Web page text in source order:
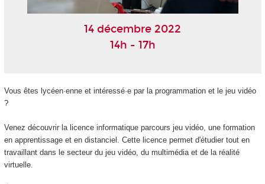
14 décembre 2022
14h - 17h
Vous êtes lycéen·enne et intéressé·e par la programmation et le jeu vidéo
?
Venez découvrir la licence informatique parcours jeu vidéo, une formation
en apprentissage et en distanciel. Cette licence permet d'étudier tout en
travaillant dans le secteur du jeu vidéo, du multimédia et de la réalité
virtuelle.